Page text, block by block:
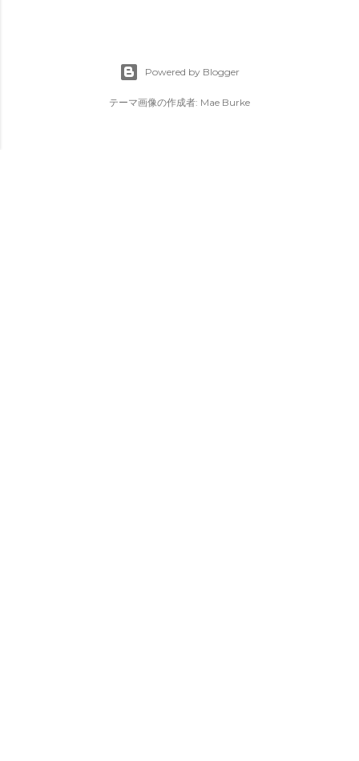
Powered by Blogger
テーマ画像の作成者: Mae Burke